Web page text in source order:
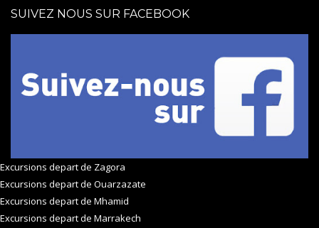
SUIVEZ NOUS SUR FACEBOOK
Excursions depart de Zagora
Excursions depart de Ouarzazate
Excursions depart de Mhamid
Excursions depart de Marrakech